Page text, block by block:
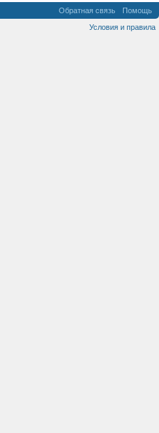
Обратная связь
Помощь
Условия и правила